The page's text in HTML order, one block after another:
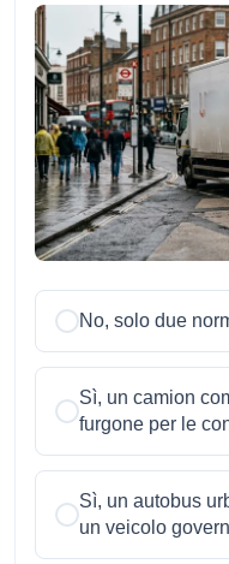
No, solo due
Sì, un camion
furgone per le
Sì, un autobus
un veicolo